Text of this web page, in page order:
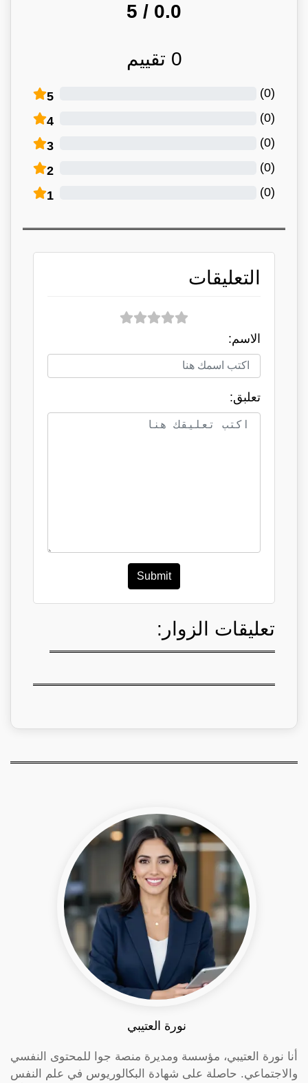
0.0
/ 5
0 تقييم
5 (
0
)
4 (
0
)
3 (
0
)
2 (
0
)
1 (
0
)
التعليقات
الاسم:
تعلبق:
Submit
تعليقات الزوار:
نورة العتيبي
أنا نورة العتيبي، مؤسسة ومديرة منصة جوا للمحتوى النفسي
والاجتماعي. حاصلة على شهادة البكالوريوس في علم النفس